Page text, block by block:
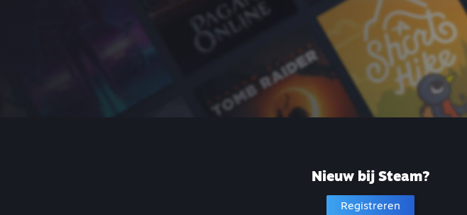
Nieuw bij Steam?
Registreren